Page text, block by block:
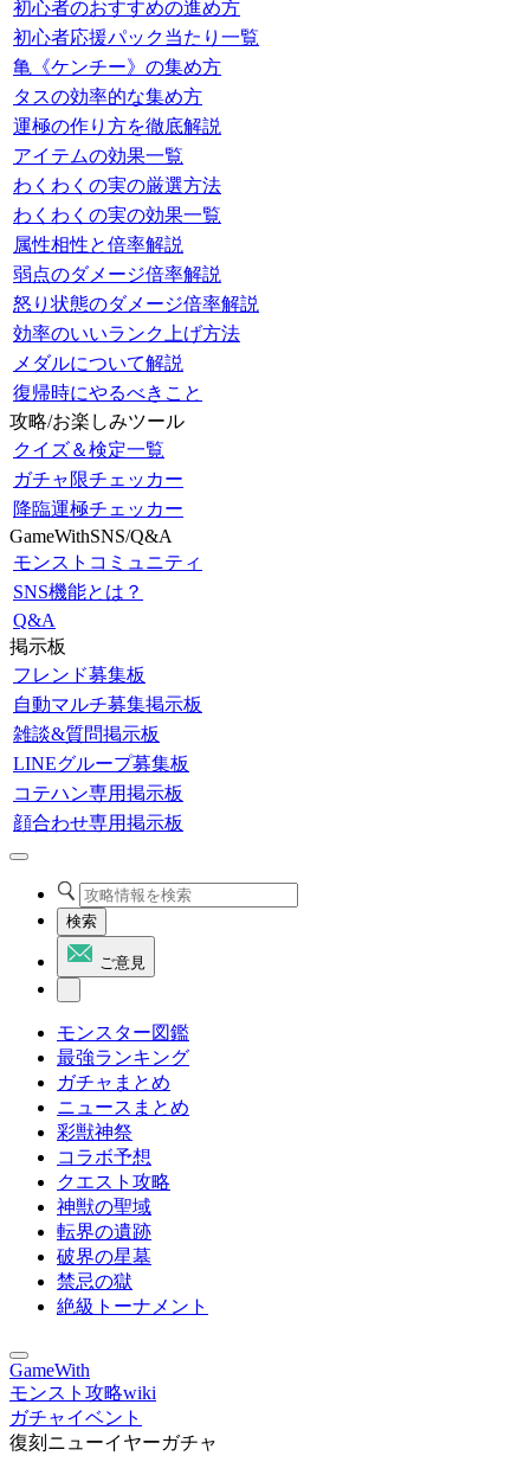
初心者のおすすめの進め方
初心者応援パック当たり一覧
亀《ケンチー》の集め方
タスの効率的な集め方
運極の作り方を徹底解説
アイテムの効果一覧
わくわくの実の厳選方法
わくわくの実の効果一覧
属性相性と倍率解説
弱点のダメージ倍率解説
怒り状態のダメージ倍率解説
効率のいいランク上げ方法
メダルについて解説
復帰時にやるべきこと
攻略/お楽しみツール
クイズ＆検定一覧
ガチャ限チェッカー
降臨運極チェッカー
GameWithSNS/Q&A
モンストコミュニティ
SNS機能とは？
Q&A
掲示板
フレンド募集板
自動マルチ募集掲示板
雑談&質問掲示板
LINEグループ募集板
コテハン専用掲示板
顔合わせ専用掲示板
検索
ご意見
モンスター図鑑
最強ランキング
ガチャまとめ
ニュースまとめ
彩獣神祭
コラボ予想
クエスト攻略
神獣の聖域
転界の遺跡
破界の星墓
禁忌の獄
絶級トーナメント
GameWith
モンスト攻略wiki
ガチャイベント
復刻ニューイヤーガチャ